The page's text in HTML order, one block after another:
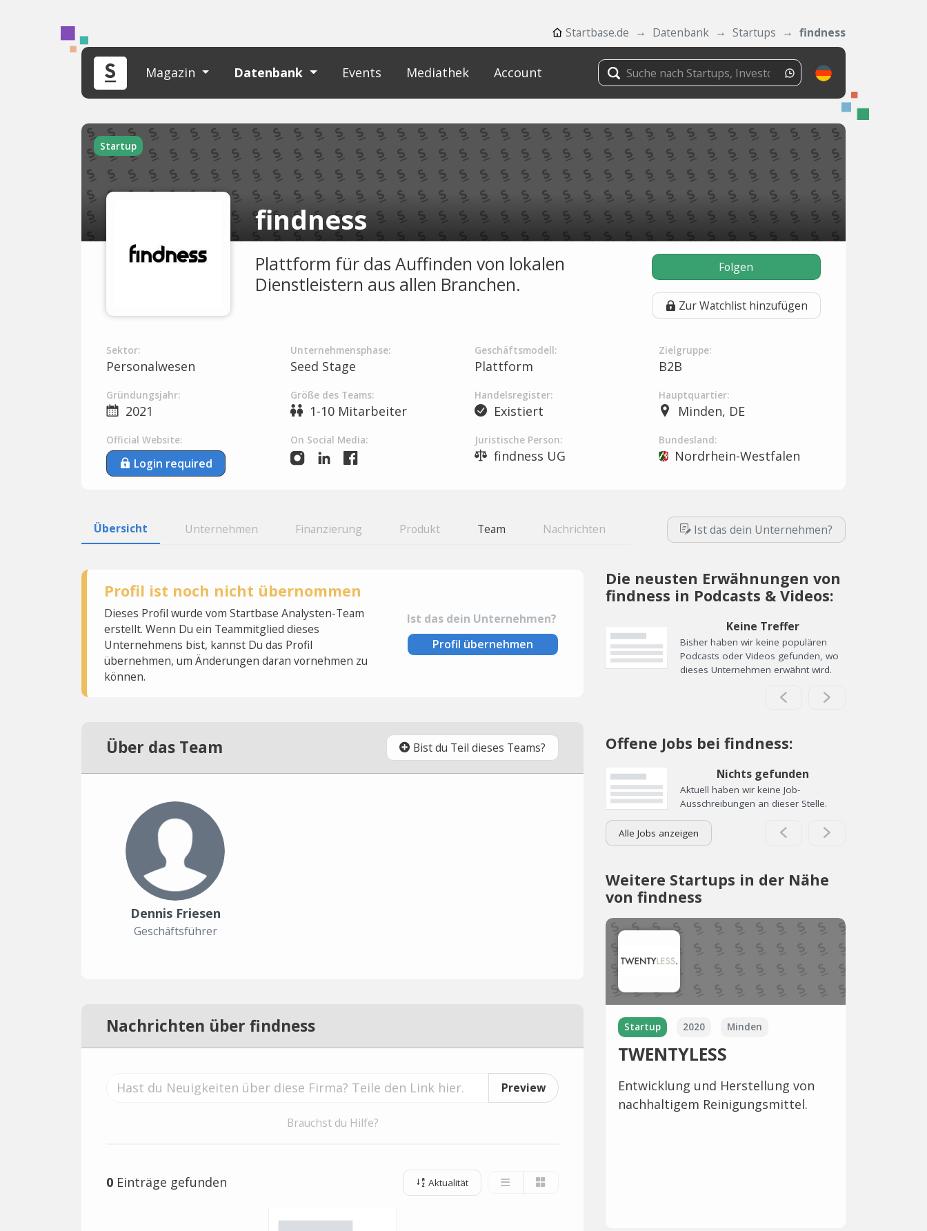
Startbase.de Datenbank Startups findness
Magazin Datenbank Events Mediathek Account
Startup
findness
Plattform für das Auffinden von lokalen
Dienstleistern aus allen Branchen.
Folgen
Zur Watchlist hinzufügen
Sektor:
Personalwesen
Unternehmensphase:
Seed Stage
Geschäftsmodell:
Plattform
Zielgruppe:
B2B
Gründungsjahr:
2021
Größe des Teams:
1-10 Mitarbeiter
Handelsregister:
Existiert
Hauptquartier:
Minden, DE
Official Website:
Login required
On Social Media: Juristische Person:
findness UG
Bundesland:
Nordrhein-Westfalen
Übersicht Unternehmen Finanzierung Produkt Team Nachrichten Ist das dein Unternehmen?
Profil ist noch nicht übernommen
Dieses Profil wurde vom Startbase Analysten-Team
erstellt. Wenn Du ein Teammitglied dieses
Unternehmens bist, kannst Du das Profil
übernehmen, um Änderungen daran vornehmen zu
können.
Ist das dein Unternehmen?
Profil übernehmen
Über das Team Bist du Teil dieses Teams?
Dennis Friesen
Geschäftsführer
Nachrichten über findness
Preview
Brauchst du Hilfe?
0 Einträge gefunden Aktualität
Die neusten Erwähnungen von
findness in Podcasts & Videos:
Keine Treffer
Bisher haben wir keine populären
Podcasts oder Videos gefunden, wo
dieses Unternehmen erwähnt wird.
Offene Jobs bei findness:
Nichts gefunden
Aktuell haben wir keine Job-
Ausschreibungen an dieser Stelle.
Alle Jobs anzeigen
Weitere Startups in der Nähe
von findness
Startup 2020 Minden
TWENTYLESS
Entwicklung und Herstellung von
nachhaltigem Reinigungsmittel.